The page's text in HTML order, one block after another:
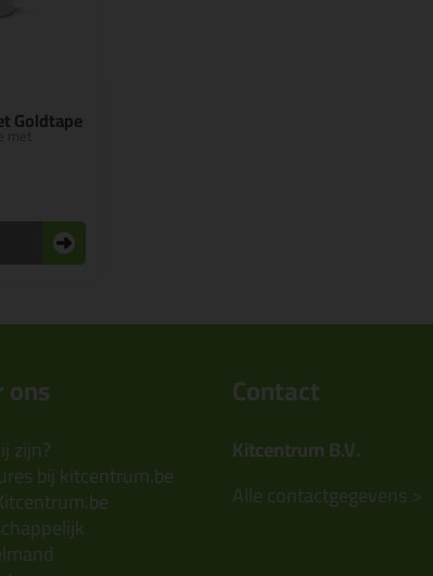
Goldtape
met
ons
zijn?
bij kitcentrum.be
Contact
Kitcentrum B.V.
Alle contactgegevens >